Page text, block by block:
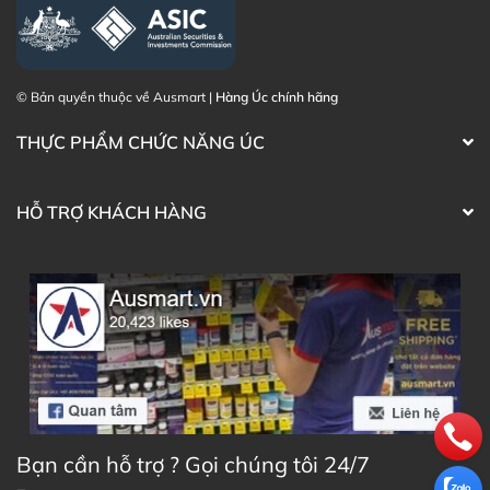
© Bản quyền thuộc về Ausmart | Hàng Úc chính hãng
THỰC PHẨM CHỨC NĂNG ÚC
HỖ TRỢ KHÁCH HÀNG
Bạn cần hỗ trợ ? Gọi chúng tôi 24/7